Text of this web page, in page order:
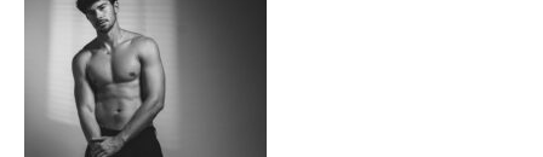
CORPORATIVAS
SEMANA SANTA
BLOG